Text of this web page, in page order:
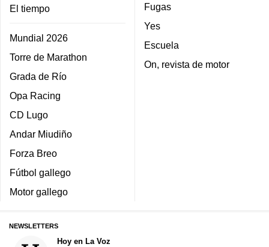
El tiempo
Mundial 2026
Torre de Marathon
Grada de Río
Opa Racing
CD Lugo
Andar Miudiño
Forza Breo
Fútbol gallego
Motor gallego
Fugas
Yes
Escuela
On, revista de motor
NEWSLETTERS
Hoy en La Voz